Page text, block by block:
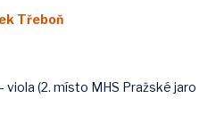
Třeboň
viola (2. místo MHS Pražské jaro